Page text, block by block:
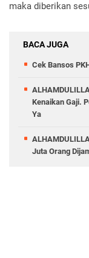
maka diberikan
BACA JUGA
Cek Bansos
Kenaikan Gaji.
Ya
Juta Orang